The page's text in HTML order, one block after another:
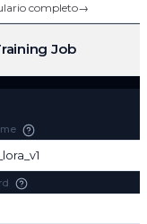
completo→
Name